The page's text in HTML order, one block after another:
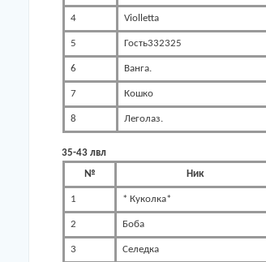
4 Violletta
5 Гость332325
6 Ванга.
7 Кошко
8 Леголаз.
35-43 лвл
№
Ник
1 * Куколка*
2 Боба
3 Селедка